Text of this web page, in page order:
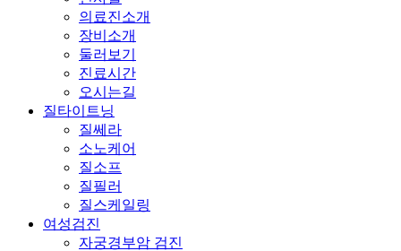
의료진소개
장비소개
둘러보기
진료시간
오시는길
질타이트닝
질쎄라
소노케어
질소프
질필러
질스케일링
여성검진
자궁경부암 검진